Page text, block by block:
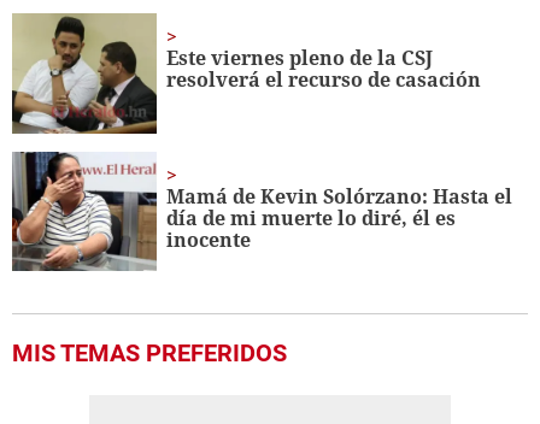
Este viernes pleno de la CSJ
resolverá el recurso de casación
Mamá de Kevin Solórzano: Hasta el
día de mi muerte lo diré, él es
inocente
MIS TEMAS PREFERIDOS